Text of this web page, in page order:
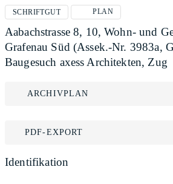
SCHRIFTGUT PLAN
Aabachstrasse 8, 10, Wohn- und
Grafenau Süd (Assek.-Nr. 3983a,
Baugesuch axess Architekten, Zug
ARCHIVPLAN
PDF-EXPORT
Identifikation